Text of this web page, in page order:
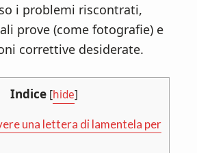
i problemi riscontrati,
prove (come fotografie) e
correttive desiderate.
Indice [hide]
una lettera di lamentela per